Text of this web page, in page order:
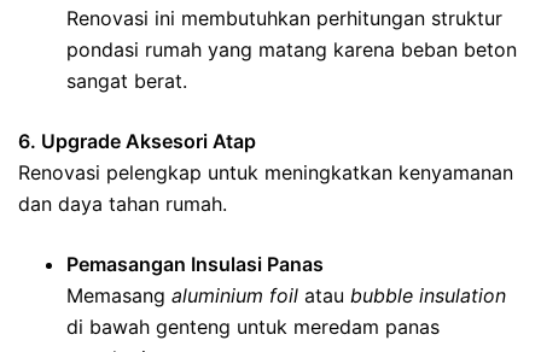
Renovasi ini membutuhkan perhitungan struktur
pondasi rumah yang matang karena beban beton
sangat berat.
6. Upgrade Aksesori Atap
Renovasi pelengkap untuk meningkatkan kenyamanan
dan daya tahan rumah.
Pemasangan Insulasi Panas
Memasang aluminium foil atau bubble insulation
di bawah genteng untuk meredam panas